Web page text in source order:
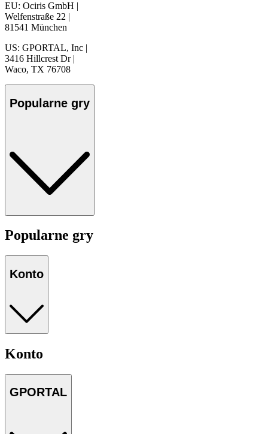
EU: Ociris GmbH |
Welfenstraße 22 |
81541 München
US: GPORTAL, Inc |
3416 Hillcrest Dr |
Waco, TX 76708
Popularne gry
Popularne gry
Konto
Konto
GPORTAL